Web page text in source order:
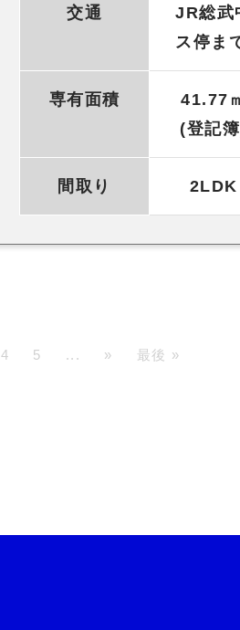
交通
JR総武
ス停ま
専有面積
41.77
(登記
間取り 2LDK
4 5 ... » 最後 »